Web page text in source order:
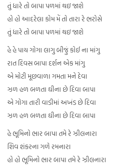
તું ધારે તો બાપા પળમાં થઇ જાશે
હો હો આદરેલા કોમ મેં તો તારા રે ભરોસે
તું ધારે તો બાપા પળમાં થઇ જાશે
હે હે પાય ગોગા લાગુ બીજું કોઈ ના માંગુ
રાત દિવસ બાપા દર્શન એક માંગુ
એ મોટી મૂછવાળા ગમતા મને દેવા
ઝળ હળ બળતા ઘીના છે દિવા બાપા
એ ગોગા તારી વાડીમાં અખંડ છે દિવા
ઝળ હળ બળતા ઘીના છે દિવા બાપા
હે ભૂમિનો ભાર બાપા તમે રે ઝીલનારા
શિવ શંકરના ગળે રમનારા
હો હો ભૂમિનો ભાર બાપા તમે રે ઝીલનારા